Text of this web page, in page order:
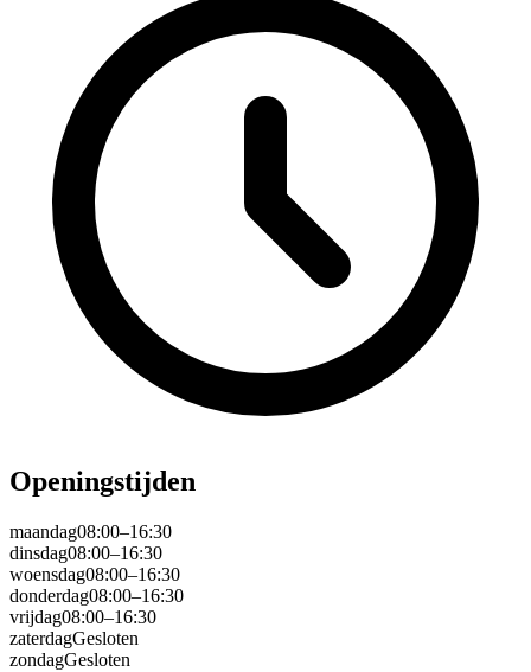
Openingstijden
maandag08:00–16:30
dinsdag08:00–16:30
woensdag08:00–16:30
donderdag08:00–16:30
vrijdag08:00–16:30
zaterdagGesloten
zondagGesloten